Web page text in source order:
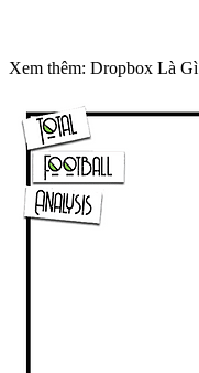
Xem thêm: Dropbox Là Gì